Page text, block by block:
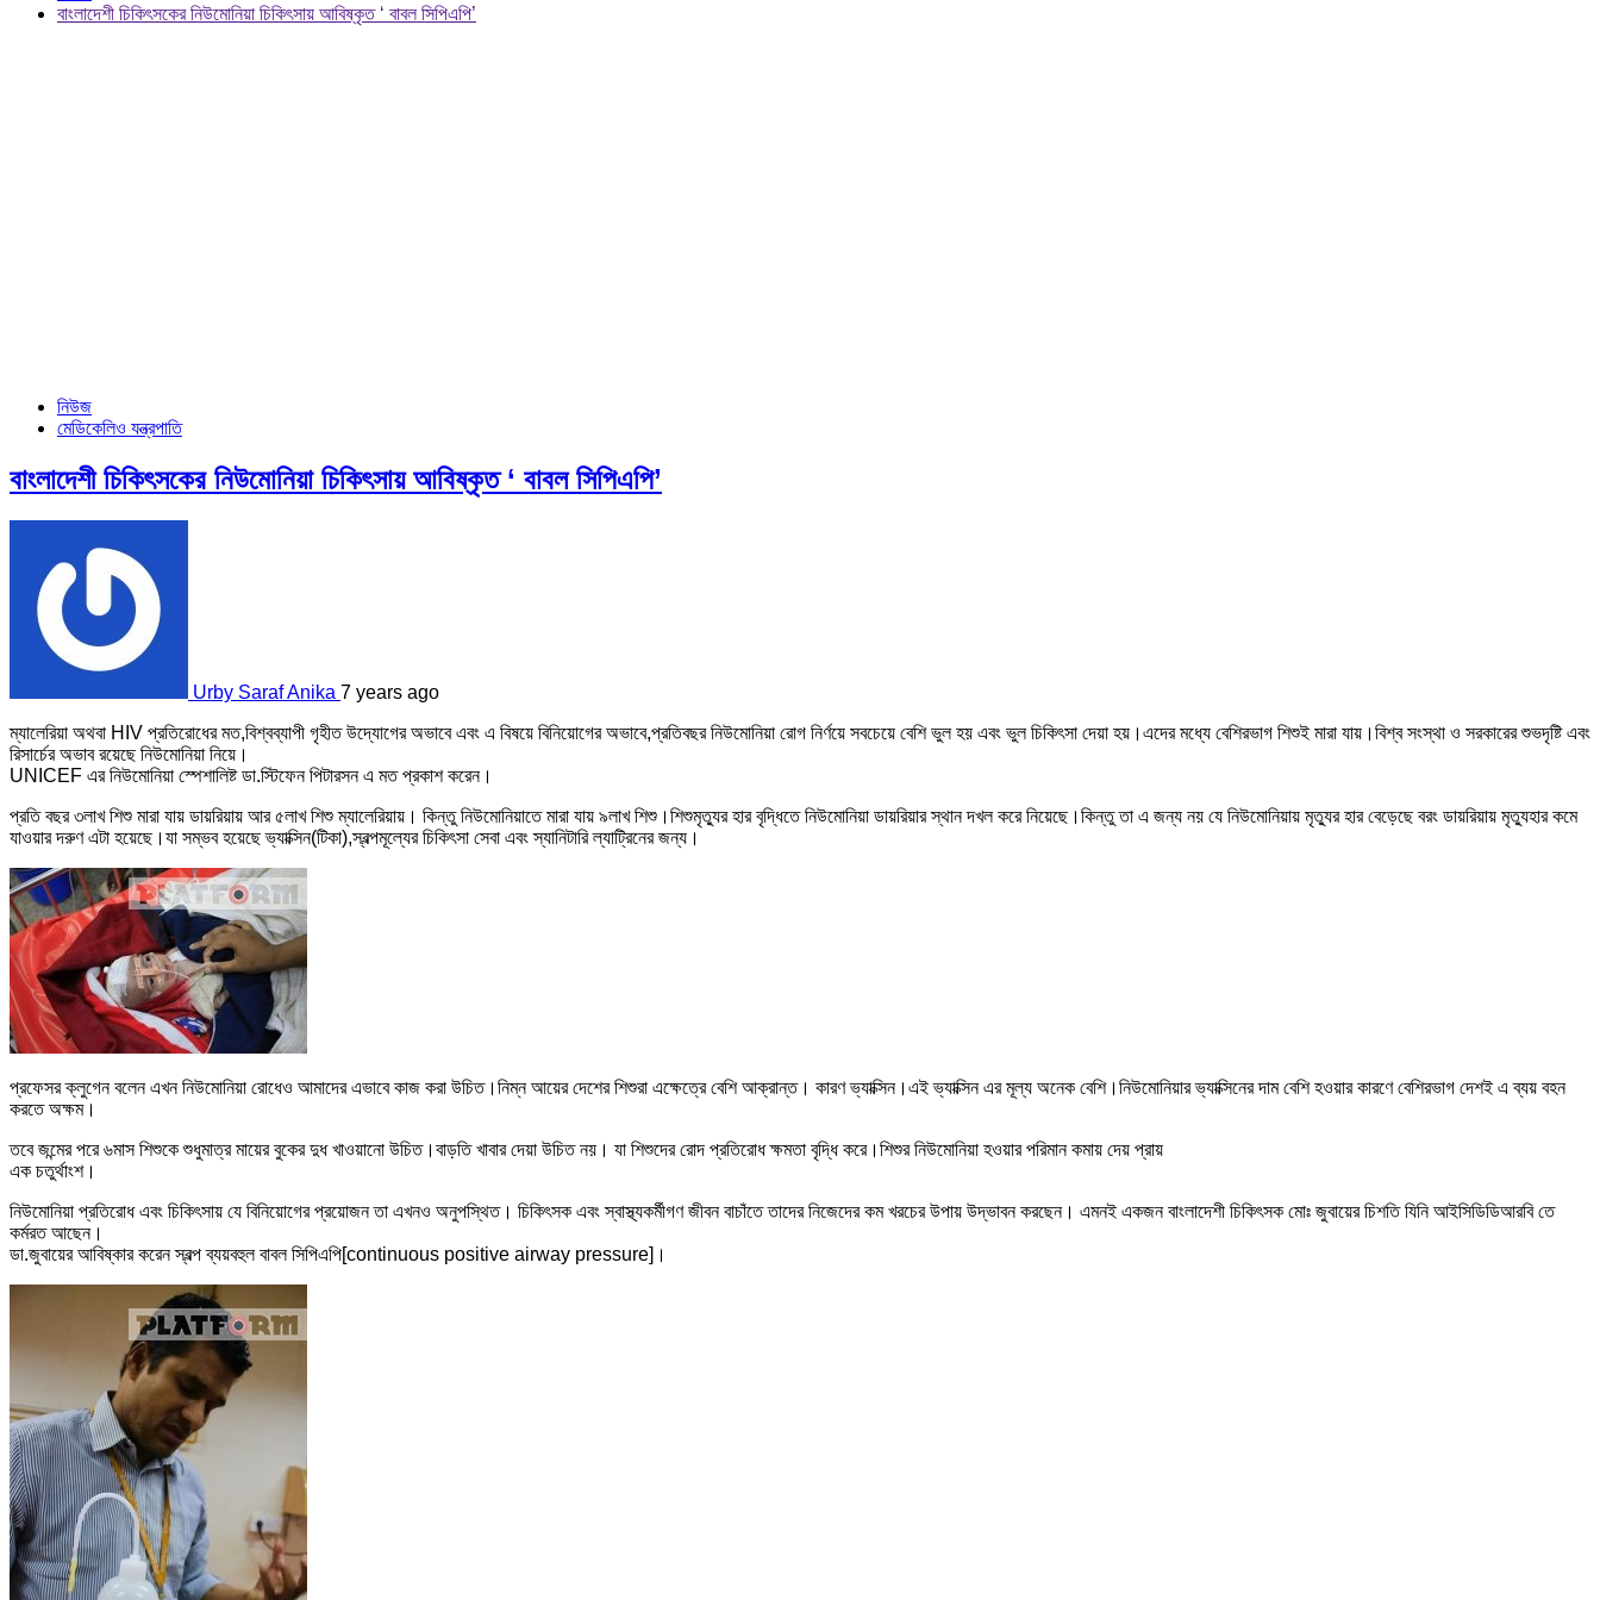
বাংলাদেশী চিকিৎসকের নিউমোনিয়া চিকিৎসায় আবিষ্কৃত ‘ বাবল সিপিএপি’
নিউজ
মেডিকেলিও যন্ত্রপাতি
বাংলাদেশী চিকিৎসকের নিউমোনিয়া চিকিৎসায় আবিষ্কৃত ‘ বাবল সিপিএপি’
Urby Saraf Anika 7 years ago
ম্যালেরিয়া অথবা HIV প্রতিরোধের মত,বিশ্বব্যাপী গৃহীত উদ্যোগের অভাবে এবং এ বিষয়ে বিনিয়োগের অভাবে,প্রতিবছর নিউমোনিয়া রোগ নির্ণয়ে সবচেয়ে বেশি ভুল হয় এবং ভুল চিকিৎসা দেয়া হয়।এদের মধ্যে বেশিরভাগ শিশুই মারা যায়।বিশ্ব সংস্থা ও সরকারের শুভদৃষ্টি এবং
রিসার্চের অভাব রয়েছে নিউমোনিয়া নিয়ে।
UNICEF এর নিউমোনিয়া স্পেশালিষ্ট ডা.স্টিফেন পিটারসন এ মত প্রকাশ করেন।
প্রতি বছর ৩লাখ শিশু মারা যায় ডায়রিয়ায় আর ৫লাখ শিশু ম্যালেরিয়ায়। কিন্তু নিউমোনিয়াতে মারা যায় ৯লাখ শিশু।শিশুমৃত্যুর হার বৃদ্ধিতে নিউমোনিয়া ডায়রিয়ার স্থান দখল করে নিয়েছে।কিন্তু তা এ জন্য নয় যে নিউমোনিয়ায় মৃত্যুর হার বেড়েছে বরং ডায়রিয়ায় মৃত্যুহার কমে
যাওয়ার দরুণ এটা হয়েছে।যা সম্ভব হয়েছে ভ্যাক্সিন(টিকা),স্বল্পমূল্যের চিকিৎসা সেবা এবং স্যানিটারি ল্যাট্রিনের জন্য।
প্রফেসর ক্লুগেন বলেন এখন নিউমোনিয়া রোধেও আমাদের এভাবে কাজ করা উচিত।নিম্ন আয়ের দেশের শিশুরা এক্ষেত্রে বেশি আক্রান্ত। কারণ ভ্যাক্সিন।এই ভ্যাক্সিন এর মূল্য অনেক বেশি।নিউমোনিয়ার ভ্যাক্সিনের দাম বেশি হওয়ার কারণে বেশিরভাগ দেশই এ ব্যয় বহন
করতে অক্ষম।
তবে জন্মের পরে ৬মাস শিশুকে শুধুমাত্র মায়ের বুকের দুধ খাওয়ানো উচিত।বাড়তি খাবার দেয়া উচিত নয়। যা শিশুদের রোদ প্রতিরোধ ক্ষমতা বৃদ্ধি করে।শিশুর নিউমোনিয়া হওয়ার পরিমান কমায় দেয় প্রায়
এক চতুর্থাংশ।
নিউমোনিয়া প্রতিরোধ এবং চিকিৎসায় যে বিনিয়োগের প্রয়োজন তা এখনও অনুপস্থিত। চিকিৎসক এবং স্বাস্থ্যকর্মীগণ জীবন বাচাঁতে তাদের নিজেদের কম খরচের উপায় উদ্ভাবন করছেন। এমনই একজন বাংলাদেশী চিকিৎসক মোঃ জুবায়ের চিশতি যিনি আইসিডিডিআরবি তে
কর্মরত আছেন।
ডা.জুবায়ের আবিষ্কার করেন স্বল্প ব্যয়বহুল বাবল সিপিএপি[continuous positive airway pressure]।